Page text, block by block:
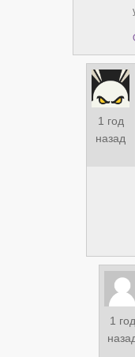
1 год
назад
1 год